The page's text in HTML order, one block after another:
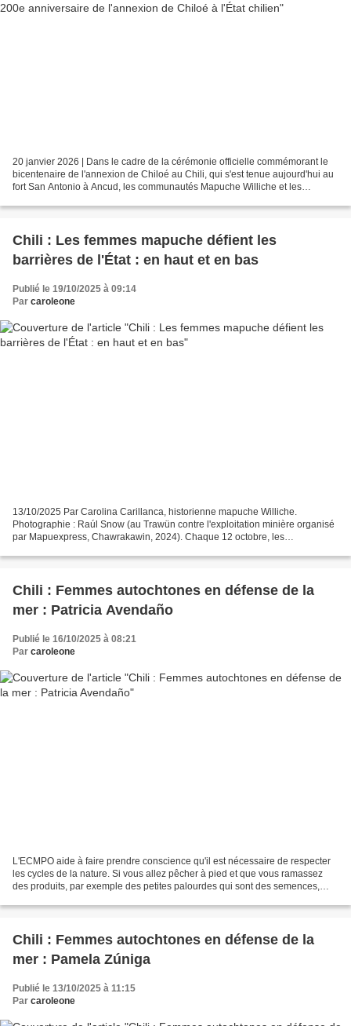
20 janvier 2026 | Dans le cadre de la cérémonie officielle commémorant le
bicentenaire de l'annexion de Chiloé au Chili, qui s'est tenue aujourd'hui au
fort San Antonio à Ancud, les communautés Mapuche Williche et les
Chili : Les femmes mapuche défient les
barrières de l'État : en haut et en bas
Publié le 19/10/2025 à 09:14
Par caroleone
13/10/2025 Par Carolina Carillanca, historienne mapuche Williche.
Photographie : Raúl Snow (au Trawün contre l'exploitation minière organisé
par Mapuexpress, Chawrakawin, 2024). Chaque 12 octobre, les
Chili : Femmes autochtones en défense de la
mer : Patricia Avendaño
Publié le 16/10/2025 à 08:21
Par caroleone
L'ECMPO aide à faire prendre conscience qu'il est nécessaire de respecter
les cycles de la nature. Si vous allez pêcher à pied et que vous ramassez
des produits, par exemple des petites palourdes qui sont des semences,
Chili : Femmes autochtones en défense de la
mer : Pamela Zúniga
Publié le 13/10/2025 à 11:15
Par caroleone